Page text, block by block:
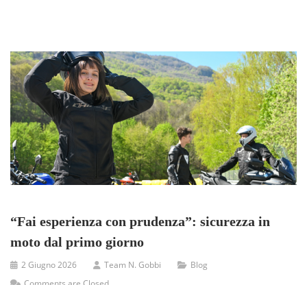
“Fai esperienza con prudenza”: sicurezza in
moto dal primo giorno
2 Giugno 2026 Team N. Gobbi
Blog